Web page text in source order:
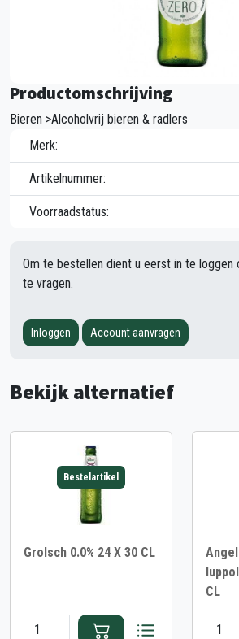
Productomschrijving
Bieren >Alcoholvrij bieren & radlers
Merk:
Artikelnummer:
Voorraadstatus:
Om te bestellen dient u eerst in te loggen
te vragen.
Inloggen Account aanvragen
Bekijk alternatief
Bestelartikel
Grolsch 0.0% 24 X 30 CL
CL